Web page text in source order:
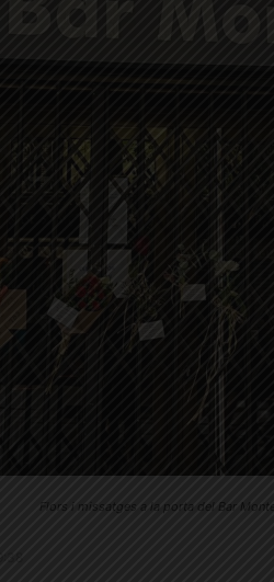
Flors i missatges a la porta del Bar